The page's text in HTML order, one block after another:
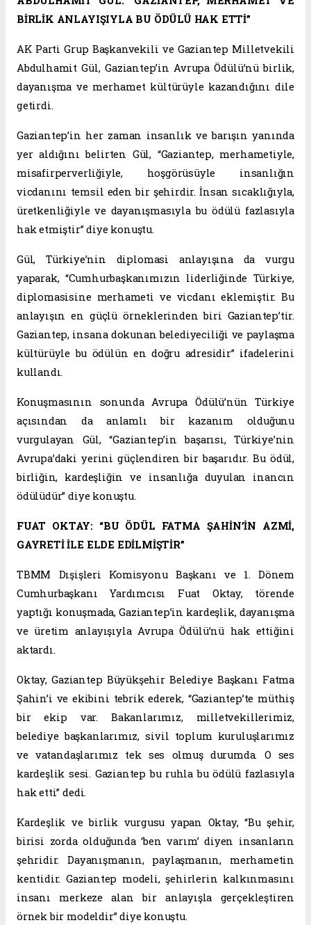
BİRLİK ANLAYIŞIYLA BU ÖDÜLÜ HAK ETTİ”
AK Parti Grup Başkanvekili ve Gaziantep Milletvekili
Abdulhamit Gül, Gaziantep’in Avrupa Ödülü’nü birlik,
dayanışma ve merhamet kültürüyle kazandığını dile
getirdi.
Gaziantep’in her zaman insanlık ve barışın yanında
yer aldığını belirten Gül, “Gaziantep, merhametiyle,
misafirperverliğiyle, hoşgörüsüyle insanlığın
vicdanını temsil eden bir şehirdir. İnsan sıcaklığıyla,
üretkenliğiyle ve dayanışmasıyla bu ödülü fazlasıyla
hak etmiştir” diye konuştu.
Gül, Türkiye’nin diplomasi anlayışına da vurgu
yaparak, “Cumhurbaşkanımızın liderliğinde Türkiye,
diplomasisine merhameti ve vicdanı eklemiştir. Bu
anlayışın en güçlü örneklerinden biri Gaziantep’tir.
Gaziantep, insana dokunan belediyeciliği ve paylaşma
kültürüyle bu ödülün en doğru adresidir” ifadelerini
kullandı.
Konuşmasının sonunda Avrupa Ödülü’nün Türkiye
açısından da anlamlı bir kazanım olduğunu
vurgulayan Gül, “Gaziantep’in başarısı, Türkiye’nin
Avrupa’daki yerini güçlendiren bir başarıdır. Bu ödül,
birliğin, kardeşliğin ve insanlığa duyulan inancın
ödülüdür” diye konuştu.
FUAT OKTAY: “BU ÖDÜL FATMA ŞAHİN’İN AZMİ,
GAYRETİ İLE ELDE EDİLMİŞTİR”
TBMM Dışişleri Komisyonu Başkanı ve 1. Dönem
Cumhurbaşkanı Yardımcısı Fuat Oktay, törende
yaptığı konuşmada, Gaziantep’in kardeşlik, dayanışma
ve üretim anlayışıyla Avrupa Ödülü’nü hak ettiğini
aktardı.
Oktay, Gaziantep Büyükşehir Belediye Başkanı Fatma
Şahin’i ve ekibini tebrik ederek, “Gaziantep’te müthiş
bir ekip var. Bakanlarımız, milletvekillerimiz,
belediye başkanlarımız, sivil toplum kuruluşlarımız
ve vatandaşlarımız tek ses olmuş durumda. O ses
kardeşlik sesi. Gaziantep bu ruhla bu ödülü fazlasıyla
hak etti” dedi.
Kardeşlik ve birlik vurgusu yapan Oktay, “Bu şehir,
birisi zorda olduğunda ‘ben varım’ diyen insanların
şehridir. Dayanışmanın, paylaşmanın, merhametin
kentidir. Gaziantep modeli, şehirlerin kalkınmasını
insanı merkeze alan bir anlayışla gerçekleştiren
örnek bir modeldir” diye konuştu.